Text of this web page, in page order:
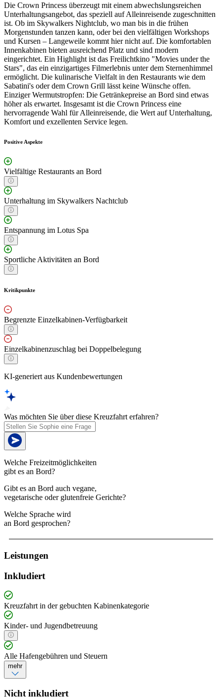
Die Crown Princess überzeugt mit einem abwechslungsreichen
Unterhaltungsangebot, das speziell auf Alleinreisende zugeschnitten
ist. Ob im Skywalkers Nightclub, wo man bis in die frühen
Morgenstunden tanzen kann, oder bei den vielfältigen Workshops
und Kursen – Langeweile kommt hier nicht auf. Die komfortablen
Innenkabinen bieten ausreichend Platz und sind modern
eingerichtet. Ein Highlight ist das Freilichtkino "Movies under the
Stars", das ein einzigartiges Filmerlebnis unter dem Sternenhimmel
ermöglicht. Die kulinarische Vielfalt in den Restaurants wie dem
Sabatini's oder dem Crown Grill lässt keine Wünsche offen.
Einziger Wermutstropfen: Die Getränkepreise an Bord sind etwas
höher als erwartet. Insgesamt ist die Crown Princess eine
hervorragende Wahl für Alleinreisende, die Wert auf Unterhaltung,
Komfort und exzellenten Service legen.
Positive Aspekte
Vielfältige Restaurants an Bord
Unterhaltung im Skywalkers Nachtclub
Entspannung im Lotus Spa
Sportliche Aktivitäten an Bord
Kritikpunkte
Begrenzte Einzelkabinen-Verfügbarkeit
Einzelkabinenzuschlag bei Doppelbelegung
KI-generiert aus Kundenbewertungen
Was möchten Sie über diese Kreuzfahrt erfahren?
Welche Freizeitmöglichkeiten
gibt es an Bord?
Gibt es an Bord auch vegane,
vegetarische oder glutenfreie Gerichte?
Welche Sprache wird
an Bord gesprochen?
Leistungen
Inkludiert
Kreuzfahrt in der gebuchten Kabinenkategorie
Kinder- und Jugendbetreuung
Alle Hafengebühren und Steuern
mehr
Nicht inkludiert